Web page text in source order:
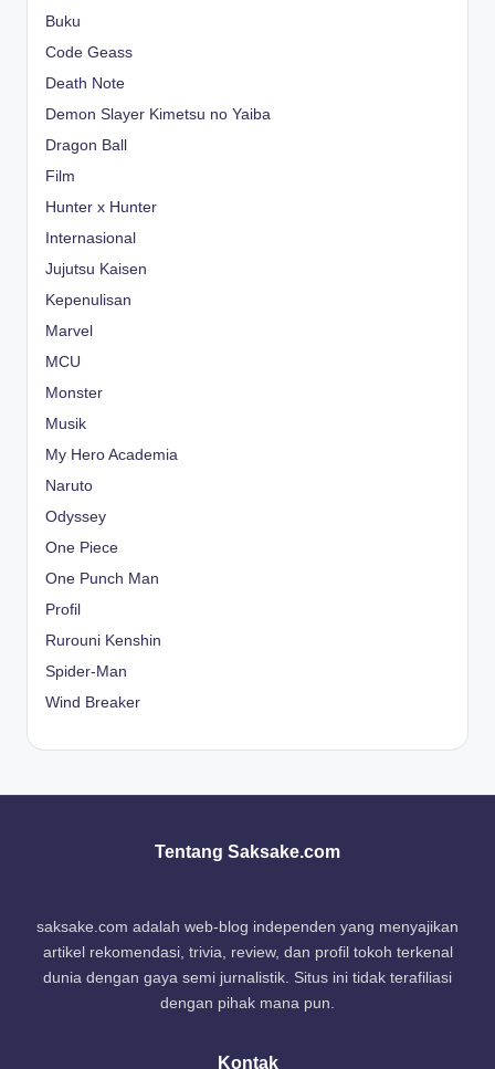
Buku
Code Geass
Death Note
Demon Slayer Kimetsu no Yaiba
Dragon Ball
Film
Hunter x Hunter
Internasional
Jujutsu Kaisen
Kepenulisan
Marvel
MCU
Monster
Musik
My Hero Academia
Naruto
Odyssey
One Piece
One Punch Man
Profil
Rurouni Kenshin
Spider-Man
Wind Breaker
Tentang Saksake.com
saksake.com adalah web-blog independen yang menyajikan
artikel rekomendasi, trivia, review, dan profil tokoh terkenal
dunia dengan gaya semi jurnalistik. Situs ini tidak terafiliasi
dengan pihak mana pun.
Kontak